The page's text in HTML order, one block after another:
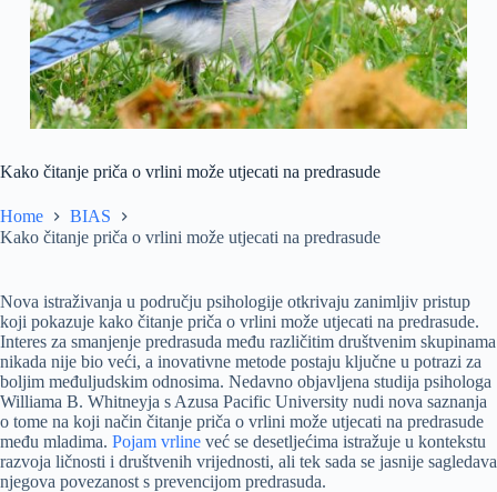
Kako čitanje priča o vrlini može utjecati na predrasude
Home
BIAS
Kako čitanje priča o vrlini može utjecati na predrasude
Nova istraživanja u području psihologije otkrivaju zanimljiv pristup
koji pokazuje kako čitanje priča o vrlini može utjecati na predrasude.
Interes za smanjenje predrasuda među različitim društvenim skupinama
nikada nije bio veći, a inovativne metode postaju ključne u potrazi za
boljim međuljudskim odnosima. Nedavno objavljena studija psihologa
Williama B. Whitneyja s Azusa Pacific University nudi nova saznanja
o tome na koji način čitanje priča o vrlini može utjecati na predrasude
među mladima. Pojam vrline već se desetljećima istražuje u kontekstu
razvoja ličnosti i društvenih vrijednosti, ali tek sada se jasnije sagledava
njegova povezanost s prevencijom predrasuda.